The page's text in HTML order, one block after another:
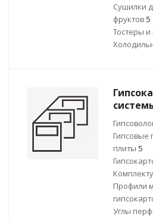
Сушилки
фруктов 5
Тостеры
Гипсовые
плиты 5
Профили
Углы